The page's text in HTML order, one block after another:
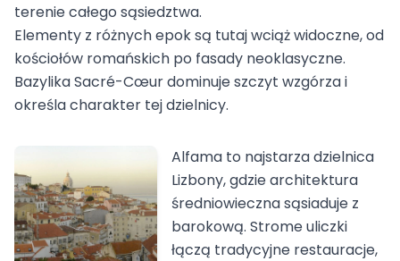
terenie całego sąsiedztwa.
Elementy z różnych epok są tutaj wciąż widoczne, od
kościołów romańskich po fasady neoklasyczne.
Bazylika Sacré-Cœur dominuje szczyt wzgórza i
określa charakter tej dzielnicy.
Alfama to najstarza dzielnica
Lizbony, gdzie architektura
średniowieczna sąsiaduje z
barokową. Strome uliczki
łączą tradycyjne restauracje,